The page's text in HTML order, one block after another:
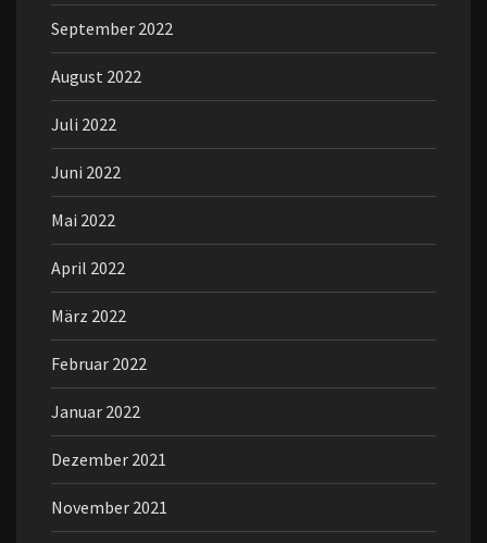
September 2022
August 2022
Juli 2022
Juni 2022
Mai 2022
April 2022
März 2022
Februar 2022
Januar 2022
Dezember 2021
November 2021